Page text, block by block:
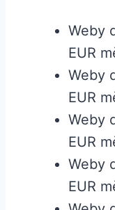
Weby
EUR
Weby
EUR
Weby
EUR
Weby
EUR